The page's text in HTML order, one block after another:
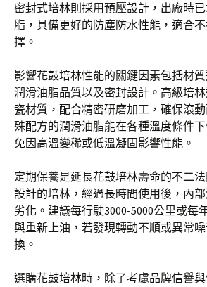
密封式培林則採用預壓設計，出廠時
脂，具備更好的防塵防水性能，適合
擇。
影響花鼓培林性能的關鍵因素包括材
潤滑油脂品質以及密封設計。高級培
瓷材質，配合精密研磨加工，確保滾
殊配方的潤滑油脂能在各種溫度條件
免因高溫變稀或低溫凝固影響性能。
定期保養是延長花鼓培林壽命的不二
設計的培林，經過長時間使用後，內
劣化。建議每行駛3000-5000公里或每
與重新上油，若發現轉動不順或異常
換。
選購花鼓培林時，除了考慮品牌信譽